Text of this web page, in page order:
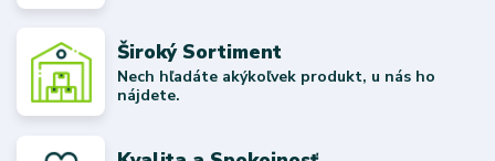
Široký Sortiment
Nech hľadáte akýkoľvek produkt, u nás ho
nájdete.